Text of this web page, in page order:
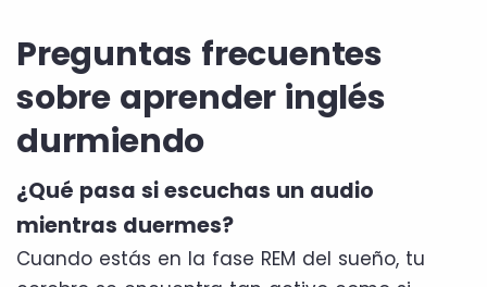
Preguntas frecuentes
sobre aprender inglés
durmiendo
¿Qué pasa si escuchas un audio
mientras duermes?
Cuando estás en la fase REM del sueño, tu